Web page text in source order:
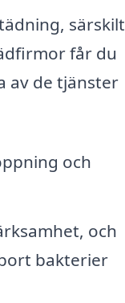
särskilt
får du
av de tjänster
och
och
bakterier